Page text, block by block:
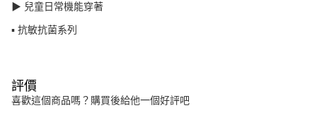
▶ 兒童日常機能穿著
▪ 抗敏抗菌系列
評價
喜歡這個商品嗎？購買後給他一個好評吧